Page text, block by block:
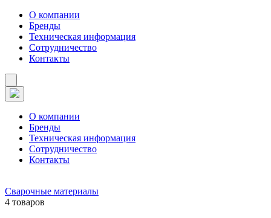
О компании
Бренды
Техническая информация
Сотрудничество
Контакты
О компании
Бренды
Техническая информация
Сотрудничество
Контакты
Сварочные материалы
4 товаров